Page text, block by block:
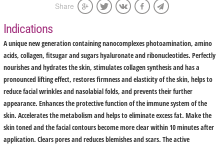
Share
Indications
A unique new generation containing nanocomplexes photoamination, amino
acids, collagen, fitsugar and sugars hyaluronate and ribonucleotides. Perfectly
nourishes and hydrates the skin, stimulates collagen synthesis and has a
pronounced lifting effect, restores firmness and elasticity of the skin, helps to
reduce facial wrinkles and nasolabial folds, and prevents their further
appearance. Enhances the protective function of the immune system of the
skin. Accelerates the metabolism and helps to eliminate excess fat. Make the
skin toned and the facial contours become more clear within 10 minutes after
application. Clears pores and reduces blemishes and scars. The active